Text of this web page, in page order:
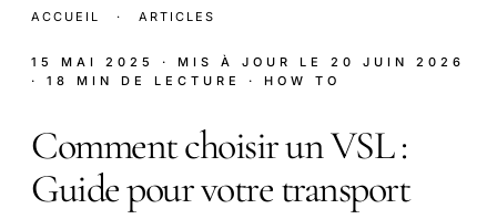
ACCUEIL · ARTICLES
15 MAI 2025 · MIS À JOUR LE 20 JUIN 2026
· 18 MIN DE LECTURE
· HOW TO
Comment choisir un VSL :
Guide pour votre transport